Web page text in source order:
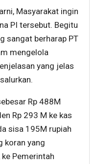
Masyarakat ingin
PI tersebut. Begitu
sangat berharap PT
mengelola
yang jelas
Rp 488M
Rp 293 M ke kas
sisa 195M rupiah
koran yang
Pemerintah